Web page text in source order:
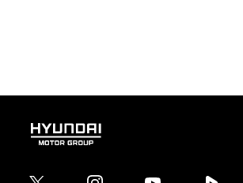
HYUNDAI
GROUP